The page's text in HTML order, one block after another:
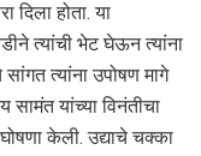
दिला होता. या
त्यांची भेट घेऊन त्यांना
त्यांना उपोषण मागे
सामंत यांच्या विनंतीचा
केली. उद्याचे चक्का